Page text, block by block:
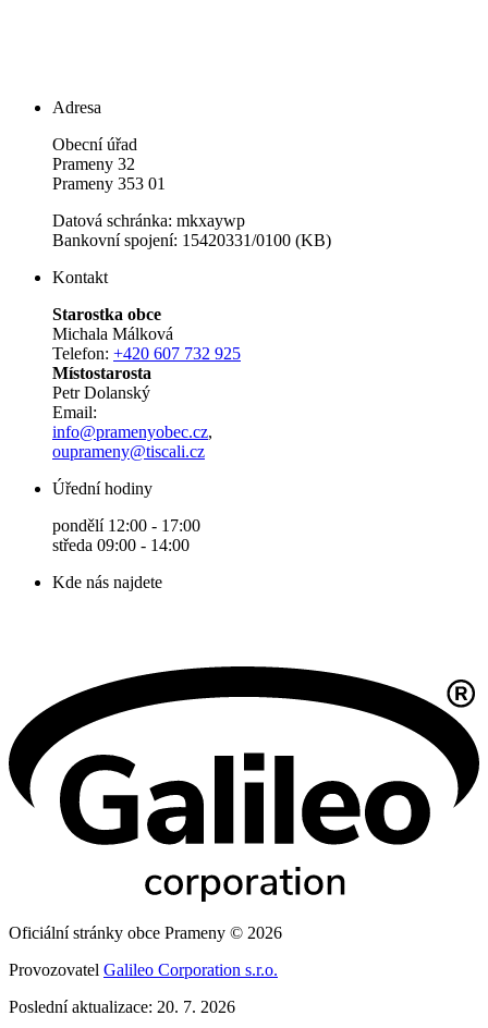
Adresa
Obecní úřad
Prameny 32
Prameny 353 01
Datová schránka: mkxaywp
Bankovní spojení: 15420331/0100 (KB)
Kontakt
Starostka obce
Michala Málková
Telefon: +420 607 732 925
Místostarosta
Petr Dolanský
Email:
info@pramenyobec.cz,
ouprameny@tiscali.cz
Úřední hodiny
pondělí 12:00 - 17:00
středa 09:00 - 14:00
Kde nás najdete
Oficiální stránky obce Prameny © 2026
Provozovatel Galileo Corporation s.r.o.
Poslední aktualizace: 20. 7. 2026